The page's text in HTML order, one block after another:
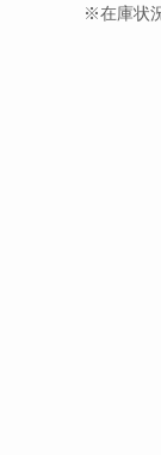
※在庫状